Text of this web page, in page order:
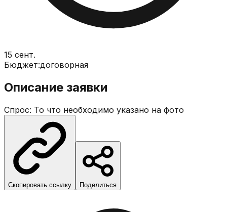
15 сент.
Бюджет:договорная
Описание заявки
Спрос: То что необходимо указано на фото
Скопировать ссылку Поделиться